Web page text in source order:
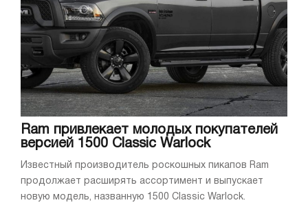
Ram привлекает молодых покупателей
версией 1500 Classic Warlock
Известный производитель роскошных пикапов Ram
продолжает расширять ассортимент и выпускает
новую модель, названную 1500 Classic Warlock.